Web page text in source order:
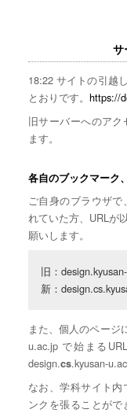
サ
18:22 サイトの引越
とおりです。 https://
旧サーバーへのア
ます。
各自のブックマーク
ご自身のブラウザ
れていた方、URLが
願いします。
旧：
新：
また、個人のページ
u.ac.jp で始まる
design.cs.kyusan-
なお、学科サイト
ンクを張ることが